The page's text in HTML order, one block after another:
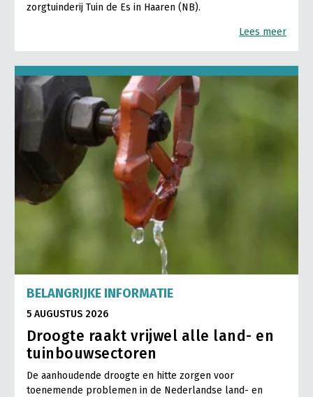
zorgtuinderij Tuin de Es in Haaren (NB).
Lees meer
BELANGRIJKE INFORMATIE
5 AUGUSTUS 2026
Droogte raakt vrijwel alle land- en
tuinbouwsectoren
De aanhoudende droogte en hitte zorgen voor
toenemende problemen in de Nederlandse land- en